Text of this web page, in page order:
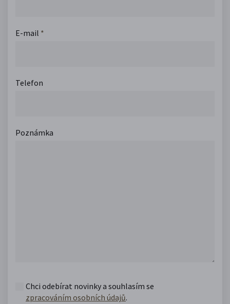
E-mail *
Telefon
Poznámka
Chci odebírat novinky a souhlasím se
zpracováním osobních údajů.